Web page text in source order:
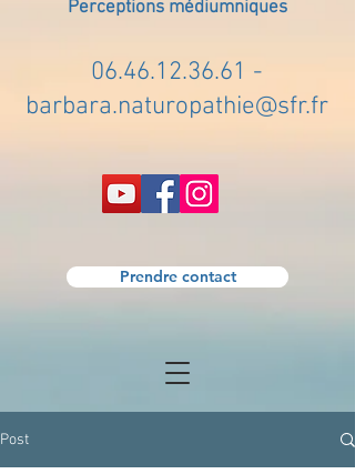
Perceptions médiumniques
06.46.12.36.61 -
barbara.naturopathie@sfr.fr
Prendre contact
Post